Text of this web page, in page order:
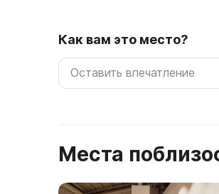
Как вам это место?
Места